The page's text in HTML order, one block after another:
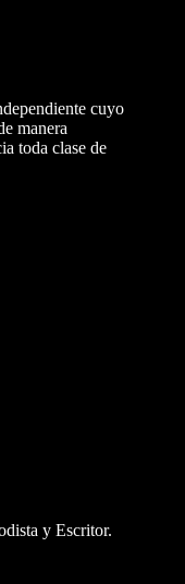
cuyo
manera
toda clase de
y Escritor.